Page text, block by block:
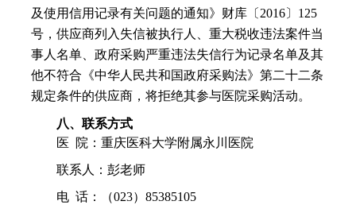
及使用信用记录有关问题的通知》财库〔2016〕125
号，供应商列入失信被执行人、重大税收违法案件当
事人名单、政府采购严重违法失信行为记录名单及其
他不符合《中华人民共和国政府采购法》第二十二条
规定条件的供应商，将拒绝其参与医院采购活动。
八、联系方式
医
院：重庆医科大学附属永川医院
联系人：彭老师
电 话：（023）85385105